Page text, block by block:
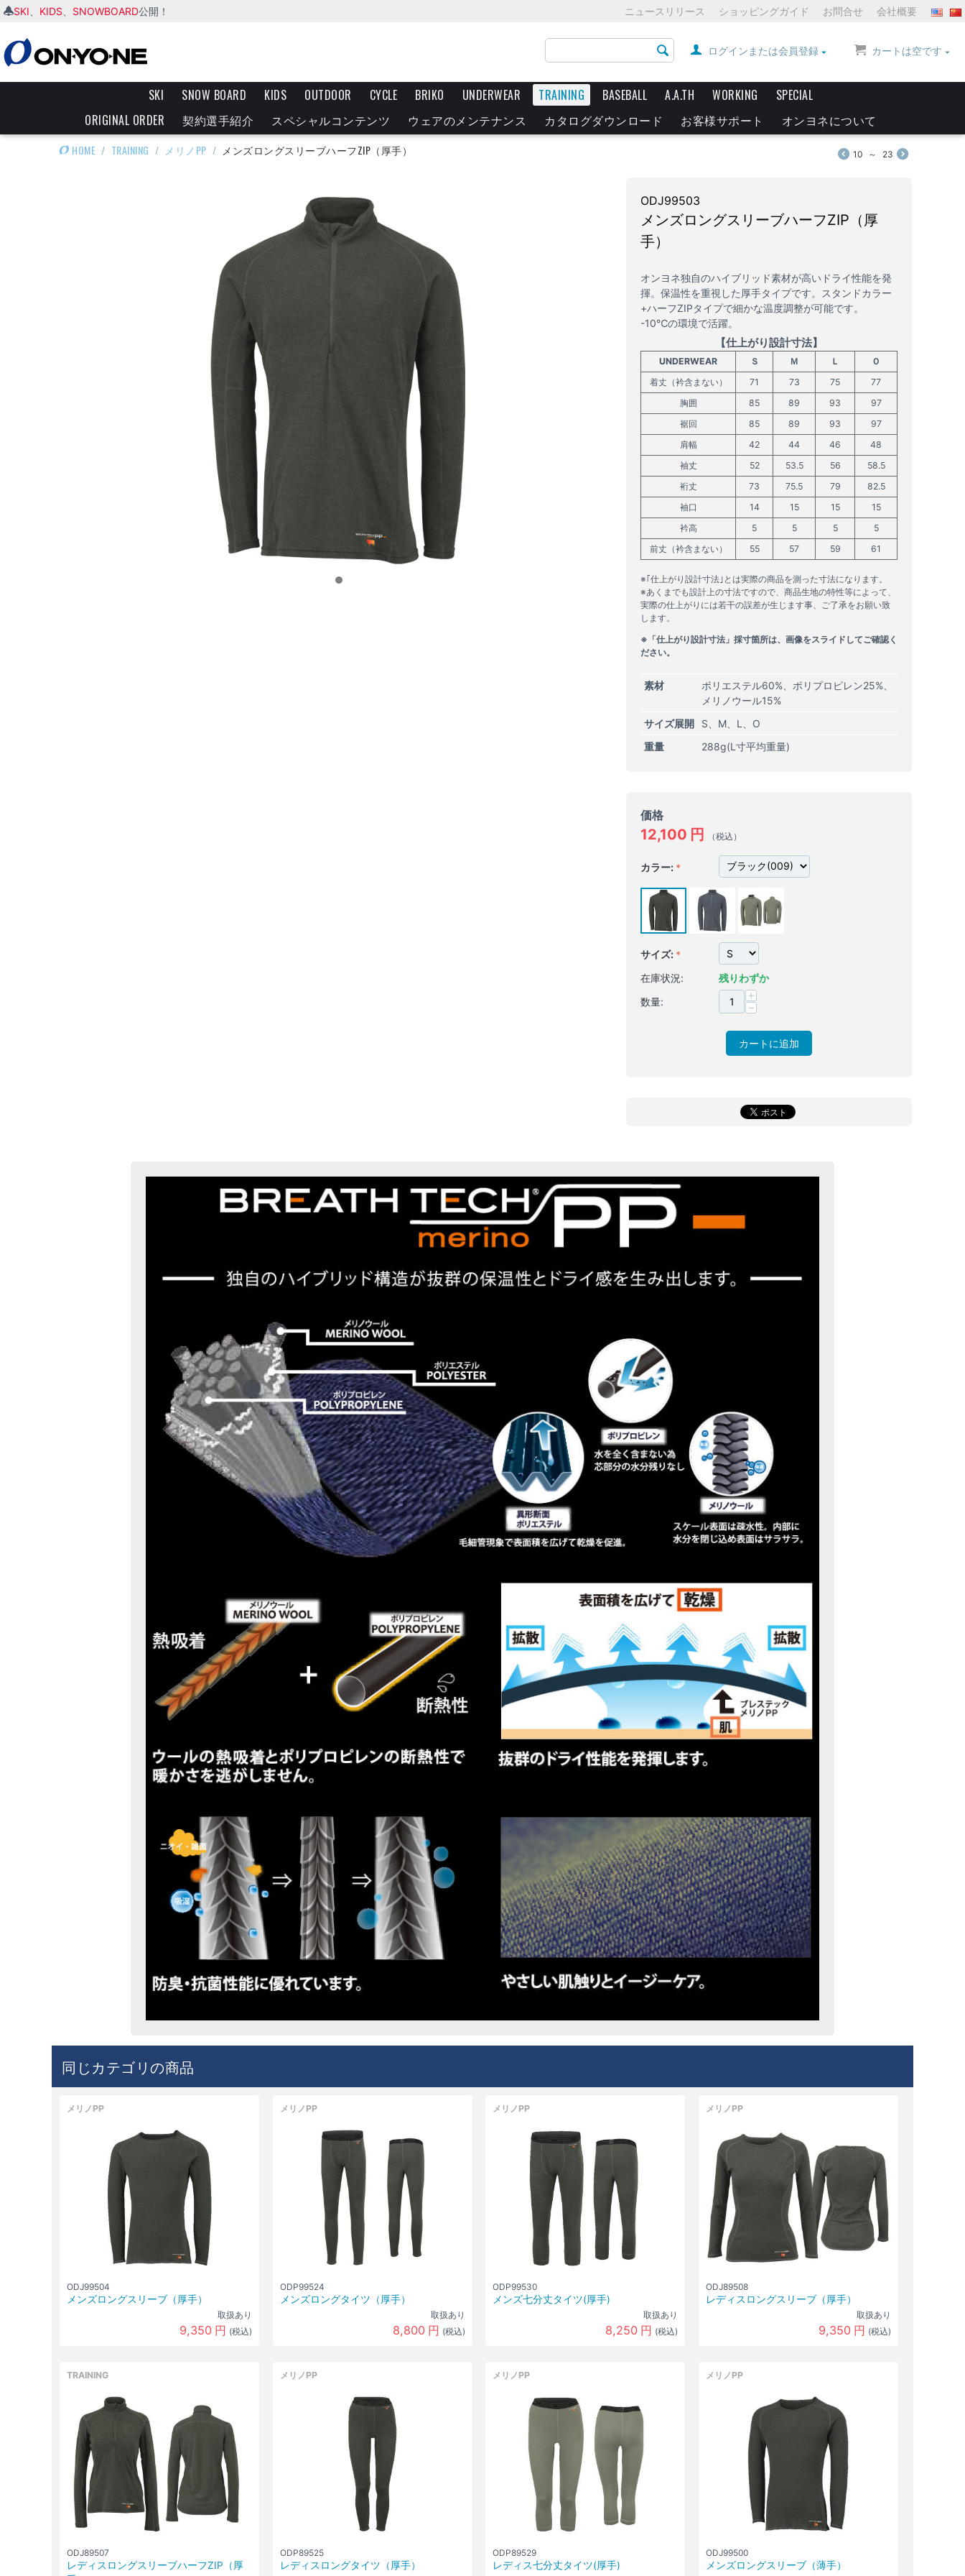
SKI KIDS SNOWBOARD公開！ ニュースリリース ショッピングガイド お問合せ 会社概要
カートは空です
ログインまたは会員登録
SKI SNOW BOARD KIDS OUTDOOR CYCLE BRIKO UNDERWEAR TRAINING BASEBALL A.A.TH WORKING
SPECIAL
ORIGINAL ORDER
契約選手紹介 スペシャルコンテンツ ウェアのメンテナンス カタログダウンロード お客様サポート オンヨネについて
HOME / TRAINING / メリノPP / メンズロングスリーブハーフZIP（厚手） 10 ～ 23
ODJ99503
メンズロングスリーブハーフZIP（厚
手）
オンヨネ独自のハイブリッド素材が高いドライ性能を発
揮。保温性を重視した厚手タイプです。スタンドカラー
+ハーフZIPタイプで細かな温度調整が可能です。
-10℃の環境で活躍。
【仕上がり設計寸法】
UNDERWEAR Ｓ Ｍ Ｌ
Ｏ
着丈（衿含まない）
71 73 75
77
胸囲
85 89 93
97
裾回
85 89 93
97
肩幅
42 44 46
48
袖丈
52 53.5 56
58.5
裄丈
73 75.5 79
82.5
袖口
14 15 15
15
衿高
5 5 5
5
前丈（衿含まない）
55 57 59 61
※｢仕上がり設計寸法｣とは実際の商品を測った寸法になります。
※あくまでも設計上の寸法ですので、商品生地の特性等によって、
実際の仕上がりには若干の誤差が生じます事、ご了承をお願い致
します。
※「仕上がり設計寸法」採寸箇所は、画像をスライドしてご確認く
ださい。
素材
ポリエステル60%、ポリプロピレン25%、
メリノウール15%
サイズ展開
S M L
O
重量
288g(L寸平均重量)
価格
12,100 円 （税込）
カラー:
サイズ:
在庫状況:
残りわずか
数量:
+
−
カートに追加
同じカテゴリの商品
メリノPP
ODJ99504
メンズロングスリーブ（厚手）
取扱あり
9,350 円 (税込)
メリノPP
ODP99524
メンズロングタイツ（厚手）
取扱あり
8,800 円 (税込)
メリノPP
ODP99530
メンズ七分丈タイツ(厚手)
取扱あり
8,250 円 (税込)
メリノPP
ODJ89508
レディスロングスリーブ（厚手）
取扱あり
9,350 円 (税込)
TRAINING
ODJ89507
レディスロングスリーブハーフZIP（厚
メリノPP
ODP89525
レディスロングタイツ（厚手）
メリノPP
ODP89529
レディス七分丈タイツ(厚手)
メリノPP
ODJ99500
メンズロングスリーブ（薄手）